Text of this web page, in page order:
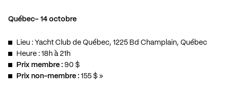
Québec– 14 octobre
Lieu : Yacht Club de Québec, 1225 Bd Champlain, Québec
Heure : 18h à 21h
Prix membre : 90 $
Prix non-membre : 155 $ »